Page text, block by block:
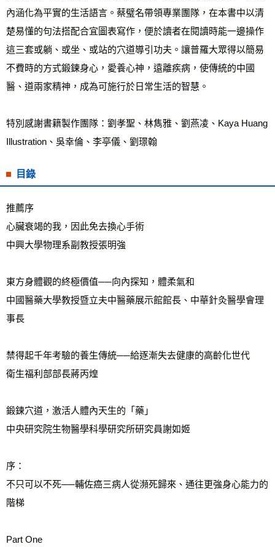
內涵化為平實的生活語言。蔡璧名帶領專業團隊，在本書中以清
楚易懂的句法搭配合宜圖表寫作，便於讀者在閱讀時能一邊操作
這三套或躺、或坐、或站的穴道導引功夫。讓普羅大眾得以簡易
不費時的方式鍛鍊身心，愛養心神，遠離疾病，使傳統的中國
醫、道兩家精神，成為可施行於日常生活的智慧。
特別感謝書籍製作團隊：劉孝聖、林雋雅、劉燕凌、Kaya Huang
Illustration、吳幸倫、李亭儀、劉璟翰
目錄
推薦序
心臟衰竭的我，因此免去換心手術
中興大學物理系副教授張明強
東方身體觀的終極價值──向內探知，體柔氣和
中國醫藥大學教授暨立夫中醫藥展示館館長、中華針灸醫學會理
事長
禁得起千年考驗的養生傳統──給逐漸失去健康的高齡化世代
衛生福利部部長蔣丙煌
鍛鍊穴道，激活人體內天生的「藥」
中央研究院生物醫學科學研究所研究員謝如姬
序：
不只可以不死──輔佐癌三病人從瀕死歸來、通往更強身心能力的
階梯
Part One